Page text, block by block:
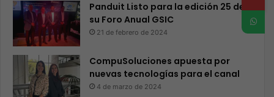
Panduit Listo para la edición 25 de
su Foro Anual GSIC
21 de febrero de 2024
CompuSoluciones apuesta por
nuevas tecnologías para el canal
4 de marzo de 2024